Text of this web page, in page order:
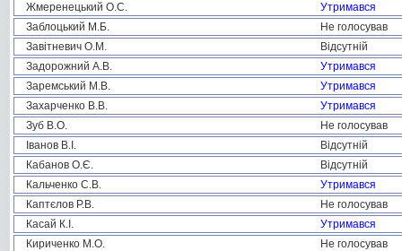
Жмеренецький О.С.
Утримався
Заблоцький М.Б.
Не голосував
Завітневич О.М.
Відсутній
Задорожний А.В.
Утримався
Заремський М.В.
Утримався
Захарченко В.В.
Утримався
Зуб В.О.
Не голосував
Іванов В.І.
Відсутній
Кабанов О.Є.
Відсутній
Кальченко С.В.
Утримався
Каптєлов Р.В.
Не голосував
Касай К.І.
Утримався
Кириченко М.О.
Не голосував